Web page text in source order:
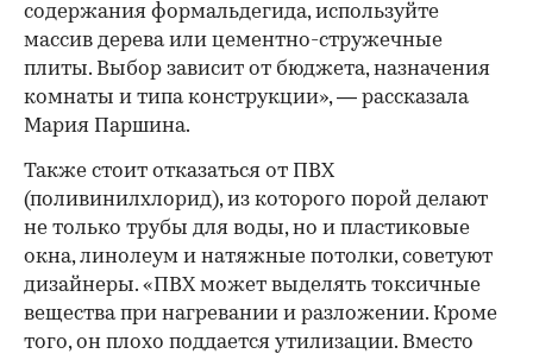
содержания формальдегида, используйте
массив дерева или цементно-стружечные
плиты. Выбор зависит от бюджета, назначения
комнаты и типа конструкции», — рассказала
Мария Паршина.
Также стоит отказаться от ПВХ
(поливинилхлорид), из которого порой делают
не только трубы для воды, но и пластиковые
окна, линолеум и натяжные потолки, советуют
дизайнеры. «ПВХ может выделять токсичные
вещества при нагревании и разложении. Кроме
того, он плохо поддается утилизации. Вместо